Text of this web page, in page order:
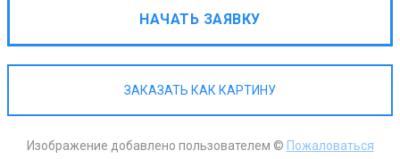
НАЧАТЬ ЗАЯВКУ
ЗАКАЗАТЬ КАК КАРТИНУ
Изображение добавлено пользователем © Пожаловаться